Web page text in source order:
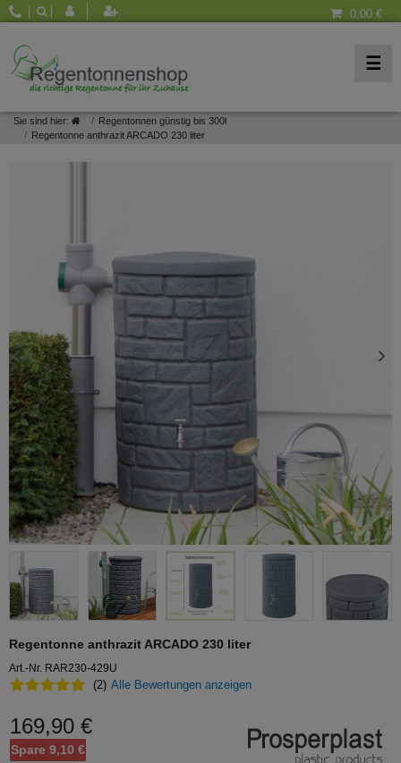
0,00 €
☰
Sie sind hier:
Regentonnen günstig bis 300l
Regentonne anthrazit ARCADO 230 liter
Regentonne anthrazit ARCADO 230 liter
Art.-Nr. RAR230-429U
(2) Alle Bewertungen anzeigen
169,90 €
Spare 9,10 €